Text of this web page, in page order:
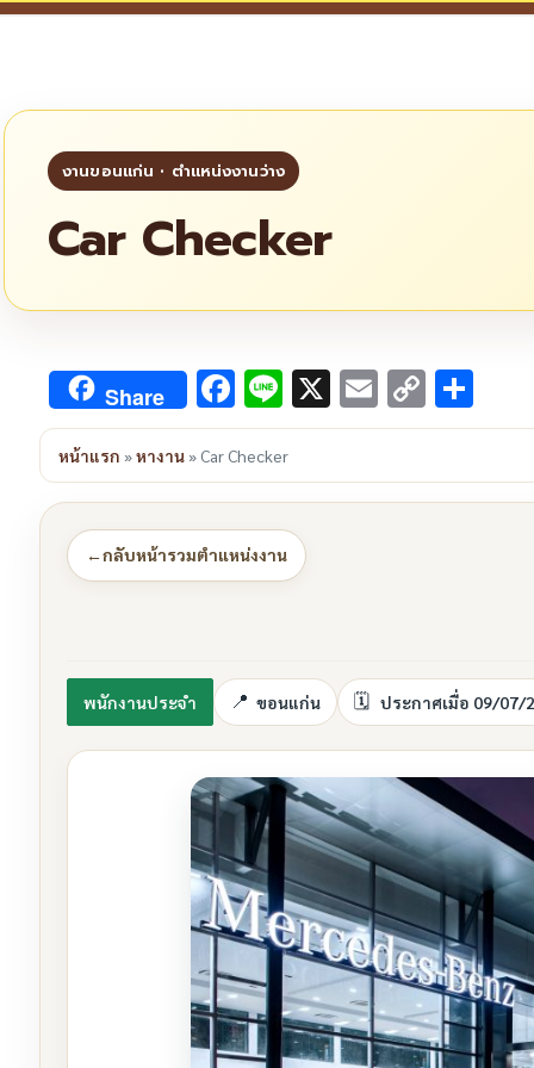
Car Checker
Share Facebook
Line
X Email
Copy
Link
หน้าแรก »หางาน » Car Checker
←กลับหน้ารวมตำแหน่งงาน
พนักงานประจำ ขอนแก่น ประกาศเมื่อ 09/07/